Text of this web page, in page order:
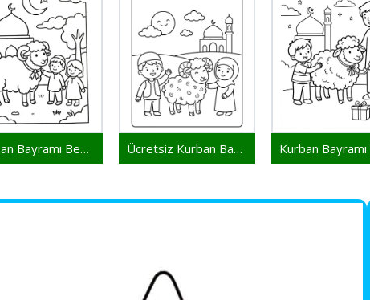
Kurban Bayramı Bedava Resim Ücretsiz Kurban Bayramı Yazdırılabilir